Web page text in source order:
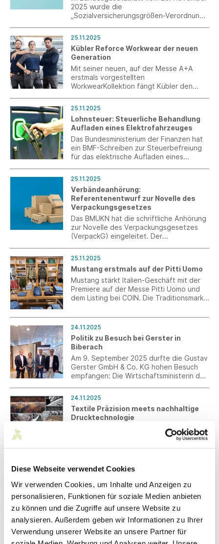
Diese Webseite verwendet Cookies
Wir verwenden Cookies, um Inhalte und Anzeigen zu
personalisieren, Funktionen für soziale Medien anbieten
zu können und die Zugriffe auf unsere Website zu
analysieren. Außerdem geben wir Informationen zu Ihrer
Verwendung unserer Website an unsere Partner für
2025 wurde die
„Sozialversicherungsgrößen-Verordnung
25.11.2025
Kübler Reforce Workwear der neuen
Generation
Mit seiner neuen, auf der Messe A+A
erstmals vorgestellten
WorkwearKollektion fängt Kübler den
stringentem, dynamischem Design auf
neue Weise.
25.11.2025
Lohnsteuer: Steuerliche Behandlung
Aufladen eines Elektrofahrzeuges
Das Bundesministerium der Finanzen hat
ein BMF-Schreiben zur Steuerbefreiung
für das elektrische Aufladen eines
steuerlichen Behandlung der vom
Arbeitnehmer selbst getragenen
Stromkosten veröffentlicht.
25.11.2025
Verbändeanhörung:
Referentenentwurf zur Novelle des
Verpackungsgesetzes
Das BMUKN hat die schriftliche Anhörung
zur Novelle des Verpackungsgesetzes
(VerpackG) eingeleitet. Der
Herstellerverordnung, neue
Recyclingquoten und sieht erhebliche
finanzielle Neubelastungen der
Unternehmen vor.
25.11.2025
Mustang erstmals auf der Pitti Uomo
Mustang stärkt Italien-Geschäft mit der
Premiere auf der Messe Pitti Uomo und
dem Listing bei COIN. Die Traditionsmarke
fort und feiert den erfolgreichen
Markteintritt in Italien.
24.11.2025
Politik zu Besuch bei Gerster in
Biberach
Am 9. September 2025 durfte die Gustav
Gerster GmbH & Co. KG hohen Besuch
empfangen: Die Wirtschaftsministerin des
Landtagsabgeordnete Thomas Dörflinger
sowie eine Delegation der CDU, des
Landratsamts Biberach und der Stadt
Biberach informierten sich vor Ort über
Familienunternehmen.
24.11.2025
Textile Präzision meets nachhaltige
Drucktechnologie
zwissTEX und KARL MAYER präsentieren
eine doppelte Innovation, die man nicht
nur sieht, sondern auch spürt.
24.11.2025
Mit UNIQUE COTTON erweitert
SCHIESSER die erfolgreiche Kollektion
INNOVATION um eine Wäschelösung auf
Baumwollbasis, die sich spürbar an
unterschiedliche Lebenssituationen und
Körperformen anpasst.